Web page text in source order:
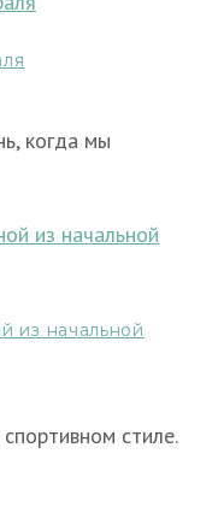
когда мы
из начальной
стиле.